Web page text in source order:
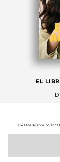
EL
TÉRMINOS Y